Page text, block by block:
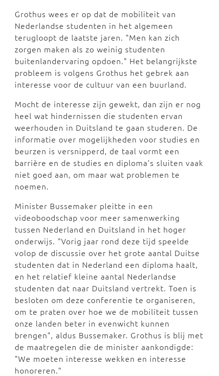
Grothus wees er op dat de mobiliteit van
Nederlandse studenten in het algemeen
terugloopt de laatste jaren. "Men kan zich
zorgen maken als zo weinig studenten
buitenlandervaring opdoen." Het belangrijkste
probleem is volgens Grothus het gebrek aan
interesse voor de cultuur van een buurland.
Mocht de interesse zijn gewekt, dan zijn er nog
heel wat hindernissen die studenten ervan
weerhouden in Duitsland te gaan studeren. De
informatie over mogelijkheden voor studies en
beurzen is versnipperd, de taal vormt een
barrière en de studies en diploma's sluiten vaak
niet goed aan, om maar wat problemen te
noemen.
Minister Bussemaker pleitte in een
videoboodschap voor meer samenwerking
tussen Nederland en Duitsland in het hoger
onderwijs. "Vorig jaar rond deze tijd speelde
volop de discussie over het grote aantal Duitse
studenten dat in Nederland een diploma haalt,
en het relatief kleine aantal Nederlandse
studenten dat naar Duitsland vertrekt. Toen is
besloten om deze conferentie te organiseren,
om te praten over hoe we de mobiliteit tussen
onze landen beter in evenwicht kunnen
brengen", aldus Bussemaker. Grothus is blij met
de maatregelen die de minister aankondigde:
"We moeten interesse wekken en interesse
honoreren."